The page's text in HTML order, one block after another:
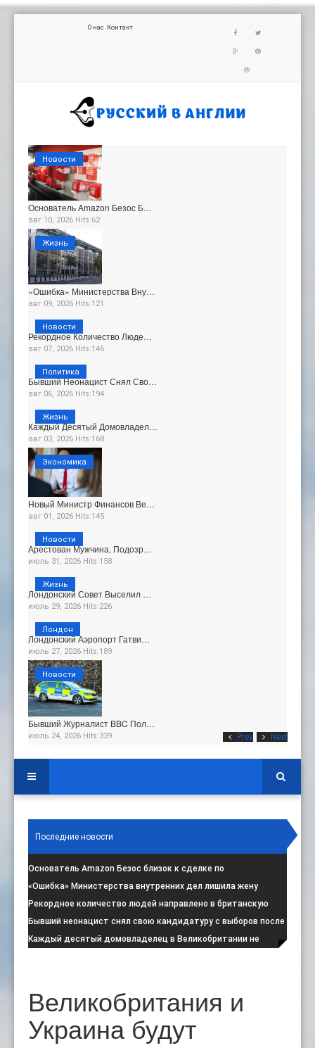
О нас Контакт
Prev Next
Основатель Amazon Безос Б…
авг 10, 2026 Hits:62
Новости
«Ошибка» Министерства Вну…
авг 09, 2026 Hits:121
Жизнь
Рекордное Количество Люде…
авг 07, 2026 Hits:146
Новости
Бывший Неонацист Снял Сво…
авг 06, 2026 Hits:194
Политика
Каждый Десятый Домовладел…
авг 03, 2026 Hits:168
Жизнь
Новый Министр Финансов Ве…
авг 01, 2026 Hits:145
Экономика
Арестован Мужчина, Подозр…
июль 31, 2026 Hits:158
Новости
Лондонский Совет Выселил …
июль 29, 2026 Hits:226
Жизнь
Лондонский Аэропорт Гатви…
июль 27, 2026 Hits:189
Лондон
Бывший Журналист BBC Пол…
июль 24, 2026 Hits:339
Новости
Последние новости
Основатель Amazon Безос близок к сделке по
приобретению доли в «Ливерпуле», сооб:
«Ошибка» Министерства внутренних дел лишила жену
итальянца права на пребывание в:
Рекордное количество людей направлено в британскую
программу по борьбе с радикал:
Бывший неонацист снял свою кандидатуру с выборов после
негативной реакции общест:
Каждый десятый домовладелец в Великобритании не
Великобритания и
Украина будут